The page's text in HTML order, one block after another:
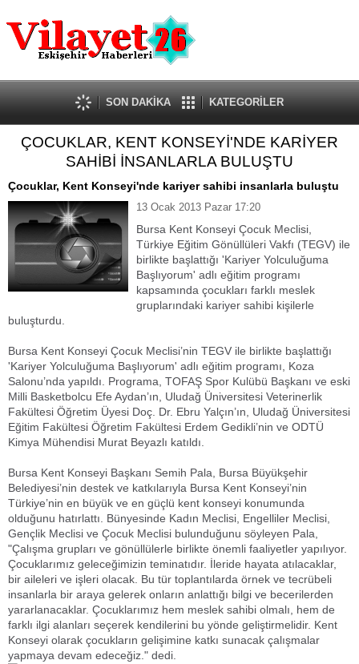
Güncel
Ekonomi
Politika
Eğitim
Spor
Kültür-Sanat
Röportaj
Tanıtım Yazısı
SON DAKİKA KATEGORİLER
ÇOCUKLAR, KENT KONSEYİ'NDE KARİYER
SAHİBİ İNSANLARLA BULUŞTU
Çocuklar, Kent Konseyi'nde kariyer sahibi insanlarla buluştu
13 Ocak 2013 Pazar 17:20
Bursa Kent Konseyi Çocuk Meclisi,
Türkiye Eğitim Gönüllüleri Vakfı (TEGV) ile
birlikte başlattığı 'Kariyer Yolculuğuma
Başlıyorum' adlı eğitim programı
kapsamında çocukları farklı meslek
gruplarındaki kariyer sahibi kişilerle
buluşturdu.
Bursa Kent Konseyi Çocuk Meclisi’nin TEGV ile birlikte başlattığı
'Kariyer Yolculuğuma Başlıyorum' adlı eğitim programı, Koza
Salonu’nda yapıldı. Programa, TOFAŞ Spor Kulübü Başkanı ve eski
Milli Basketbolcu Efe Aydan’ın, Uludağ Üniversitesi Veterinerlik
Fakültesi Öğretim Üyesi Doç. Dr. Ebru Yalçın’ın, Uludağ Üniversitesi
Eğitim Fakültesi Öğretim Fakültesi Erdem Gedikli’nin ve ODTÜ
Kimya Mühendisi Murat Beyazlı katıldı.
Bursa Kent Konseyi Başkanı Semih Pala, Bursa Büyükşehir
Belediyesi’nin destek ve katkılarıyla Bursa Kent Konseyi’nin
Türkiye’nin en büyük ve en güçlü kent konseyi konumunda
olduğunu hatırlattı. Bünyesinde Kadın Meclisi, Engelliler Meclisi,
Gençlik Meclisi ve Çocuk Meclisi bulunduğunu söyleyen Pala,
"Çalışma grupları ve gönüllülerle birlikte önemli faaliyetler yapılıyor.
Çocuklarımız geleceğimizin teminatıdır. İleride hayata atılacaklar,
bir aileleri ve işleri olacak. Bu tür toplantılarda örnek ve tecrübeli
insanlarla bir araya gelerek onların anlattığı bilgi ve becerilerden
yararlanacaklar. Çocuklarımız hem meslek sahibi olmalı, hem de
farklı ilgi alanları seçerek kendilerini bu yönde geliştirmelidir. Kent
Konseyi olarak çocukların gelişimine katkı sunacak çalışmalar
yapmaya devam edeceğiz." dedi.